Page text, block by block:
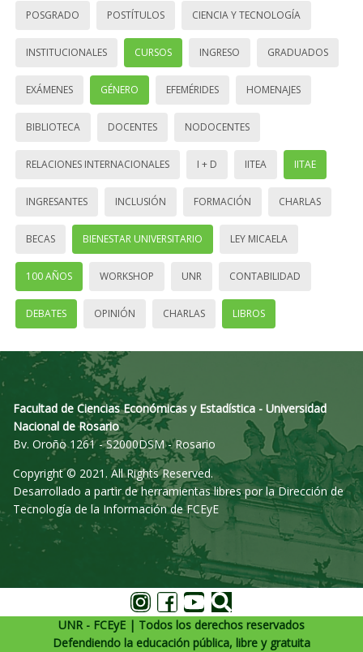
POSGRADO POSTÍTULOS CIENCIA Y TECNOLOGÍA
INSTITUCIONALES CURSOS INGRESO GRADUADOS
EXÁMENES GÉNERO EFEMÉRIDES HOMENAJES
BIBLIOTECA DOCENTES NODOCENTES
RELACIONES INTERNACIONALES I + D IITEA IITAE
INGRESANTES INCLUSIÓN FORMACIÓN CHARLAS
BECAS BIENESTAR UNIVERSITARIO LEY MICAELA
100 AÑOS WORKSHOP UNR CONTABILIDAD
DEBATES OPINIÓN CHARLAS LIBROS
Facultad de Ciencias Económicas y Estadística - Universidad
Nacional de Rosario
Bv. Oroño 1261 - S2000DSM - Rosario
Copyright © 2021. All Rights Reserved.
Desarrollado a partir de herramientas libres por la Dirección de
Tecnología de la Información de FCEyE
UNR - FCEyE | Todos los derechos reservados
Defendiendo la educación pública, libre y gratuita